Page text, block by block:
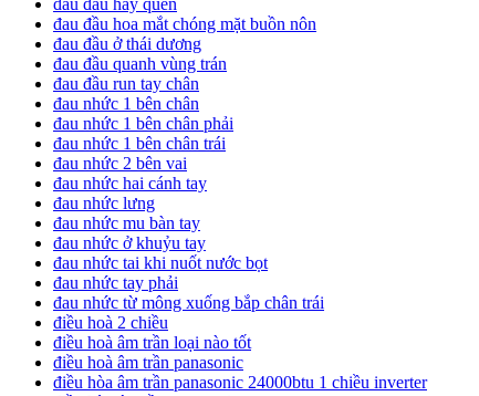
đau đầu hay quên
đau đầu hoa mắt chóng mặt buồn nôn
đau đầu ở thái dương
đau đầu quanh vùng trán
đau đầu run tay chân
đau nhức 1 bên chân
đau nhức 1 bên chân phải
đau nhức 1 bên chân trái
đau nhức 2 bên vai
đau nhức hai cánh tay
đau nhức lưng
đau nhức mu bàn tay
đau nhức ở khuỷu tay
đau nhức tai khi nuốt nước bọt
đau nhức tay phải
đau nhức từ mông xuống bắp chân trái
điều hoà 2 chiều
điều hoà âm trần loại nào tốt
điều hoà âm trần panasonic
điều hòa âm trần panasonic 24000btu 1 chiều inverter